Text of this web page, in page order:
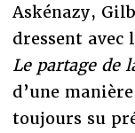
Askénazy,
dressent
Le partage de
d’une
toujours su